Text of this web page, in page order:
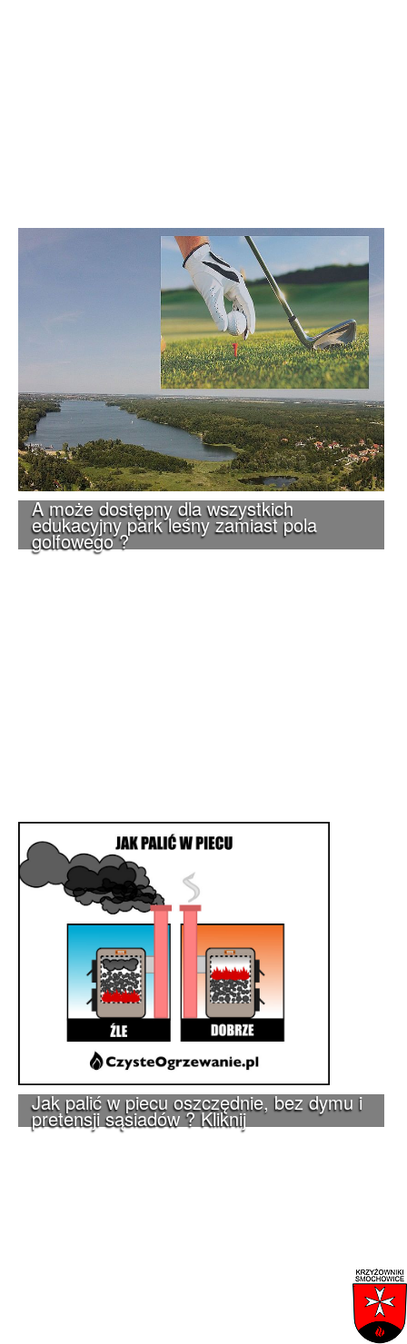
A może dostępny dla wszystkich
edukacyjny park leśny zamiast pola
golfowego ?
Jak palić w piecu oszczędnie, bez dymu i
pretensji sąsiadów ? Kliknij